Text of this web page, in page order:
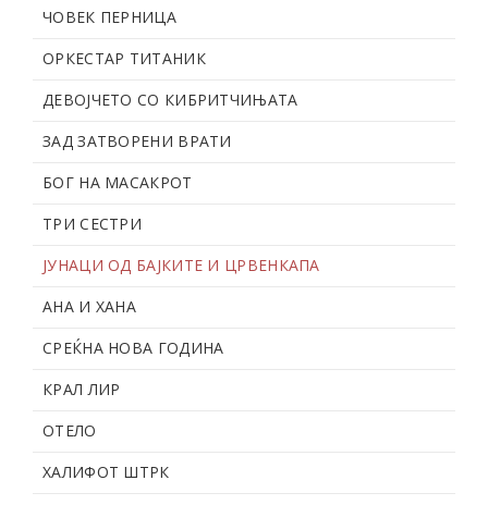
ЧОВЕК ПЕРНИЦА
ОРКЕСТАР ТИТАНИК
ДЕВОЈЧЕТО СО КИБРИТЧИЊАТА
ЗАД ЗАТВОРЕНИ ВРАТИ
БОГ НА МАСАКРОТ
ТРИ СЕСТРИ
ЈУНАЦИ ОД БАЈКИТЕ И ЦРВЕНКАПА
АНА И ХАНА
СРЕЌНА НОВА ГОДИНА
КРАЛ ЛИР
ОТЕЛО
ХАЛИФОТ ШТРК